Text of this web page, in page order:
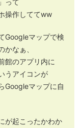
って
操作しててww
Googleマップで検
なぁ、
館のアプリ内に
うアイコンが
Googleマップに自
が起こったかわか